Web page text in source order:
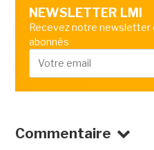
NEWSLETTER LMI
Recevez notre
abonnés
Commentaire